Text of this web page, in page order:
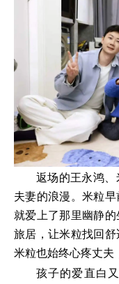
返场的王永鸿
夫妻的浪漫。米粒
就爱上了那里幽静
旅居，让米粒找回
米粒也始终心疼丈夫
孩子的爱直白